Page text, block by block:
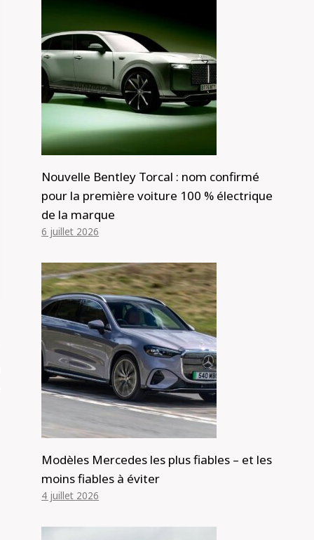
Nouvelle Bentley Torcal : nom confirmé
pour la première voiture 100 % électrique
de la marque
6 juillet 2026
Modèles Mercedes les plus fiables – et les
moins fiables à éviter
4 juillet 2026